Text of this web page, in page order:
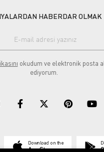
HABERDAR OLMAK
okudum ve elektronik posta
ediyorum.
Download on the
App Store